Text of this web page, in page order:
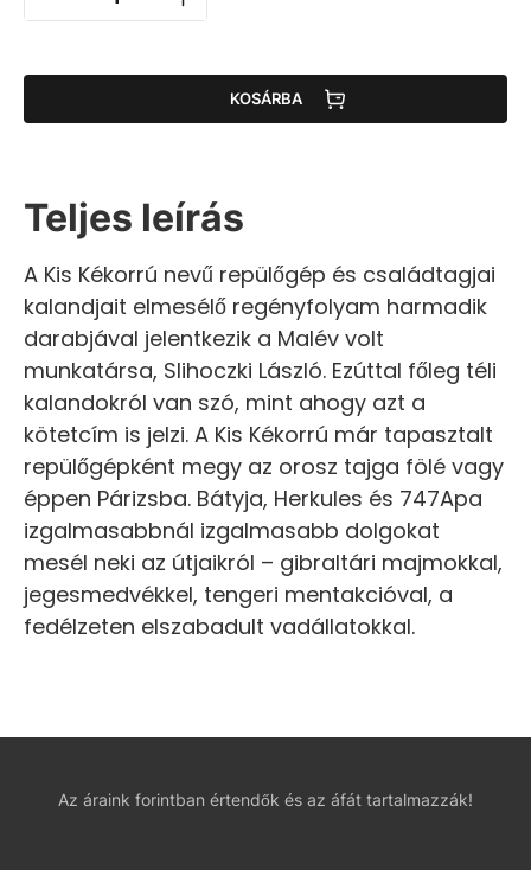
KOSÁRBA
Teljes leírás
A Kis Kékorrú nevű repülőgép és családtagjai
kalandjait elmesélő regényfolyam harmadik
darabjával jelentkezik a Malév volt
munkatársa, Slihoczki László. Ezúttal főleg téli
kalandokról van szó, mint ahogy azt a
kötetcím is jelzi. A Kis Kékorrú már tapasztalt
repülőgépként megy az orosz tajga fölé vagy
éppen Párizsba. Bátyja, Herkules és 747Apa
izgalmasabbnál izgalmasabb dolgokat
mesél neki az útjaikról – gibraltári majmokkal,
jegesmedvékkel, tengeri mentakcióval, a
fedélzeten elszabadult vadállatokkal.
Az áraink forintban értendők és az áfát tartalmazzák!